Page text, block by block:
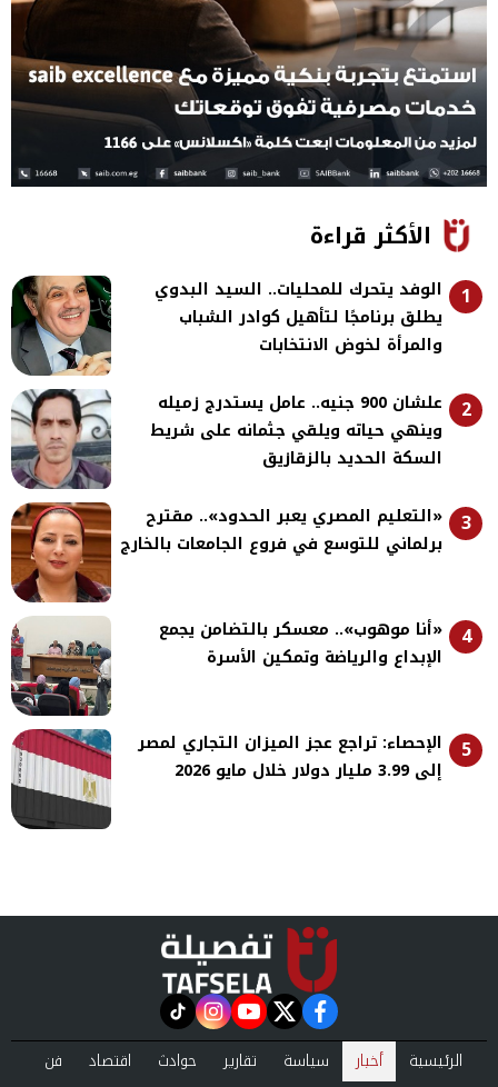
الأكثر قراءة
1
الوفد يتحرك للمحليات.. السيد البدوي
يطلق برنامجًا لتأهيل كوادر الشباب
والمرأة لخوض الانتخابات
2
علشان 900 جنيه.. عامل يستدرج زميله
وينهي حياته ويلقي جثمانه على شريط
السكة الحديد بالزقازيق
3
«التعليم المصري يعبر الحدود».. مقترح
برلماني للتوسع في فروع الجامعات بالخارج
4
«أنا موهوب».. معسكر بالتضامن يجمع
الإبداع والرياضة وتمكين الأسرة
5
الإحصاء: تراجع عجز الميزان التجاري لمصر
إلى 3.99 مليار دولار خلال مايو 2026
facebook
twitter
youtube
instagram
tiktok
الرئيسية أخبار سياسة تقارير حوادث اقتصاد
فن